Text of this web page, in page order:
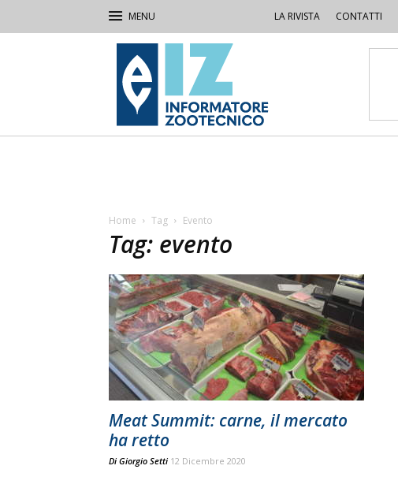
LA RIVISTA CONTATTI
IZ
Informatore
Zootecnico
Home Tag Evento
Tag: evento
Meat Summit: carne, il mercato
ha retto
Di Giorgio Setti 12 Dicembre 2020